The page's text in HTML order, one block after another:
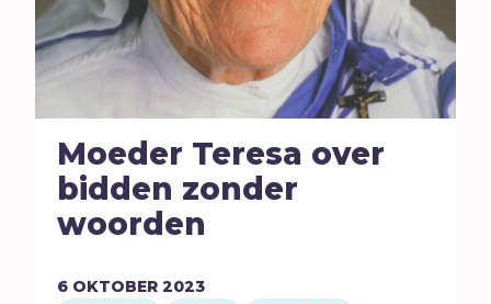
Moeder Teresa over
bidden zonder
woorden
6 OKTOBER 2023